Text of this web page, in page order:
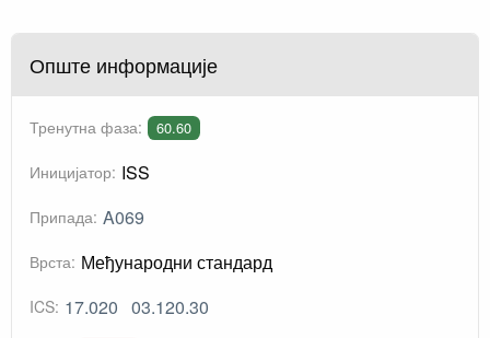
Опште информације
Тренутна фаза: 60.60
Иницијатор: ISS
Припада: A069
Врста: Међународни стандард
ICS: 17.020 03.120.30